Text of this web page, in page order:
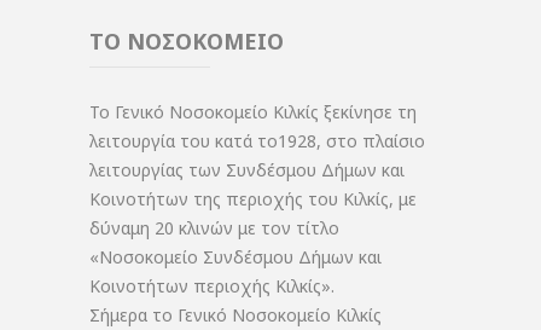
ΤΟ ΝΟΣΟΚΟΜΕΙΟ
Το Γενικό Νοσοκομείο Κιλκίς ξεκίνησε τη
λειτουργία του κατά το1928, στο πλαίσιο
λειτουργίας των Συνδέσμου Δήμων και
Κοινοτήτων της περιοχής του Κιλκίς, με
δύναμη 20 κλινών με τον τίτλο
«Νοσοκομείο Συνδέσμου Δήμων και
Κοινοτήτων περιοχής Κιλκίς».
Σήμερα το Γενικό Νοσοκομείο Κιλκίς